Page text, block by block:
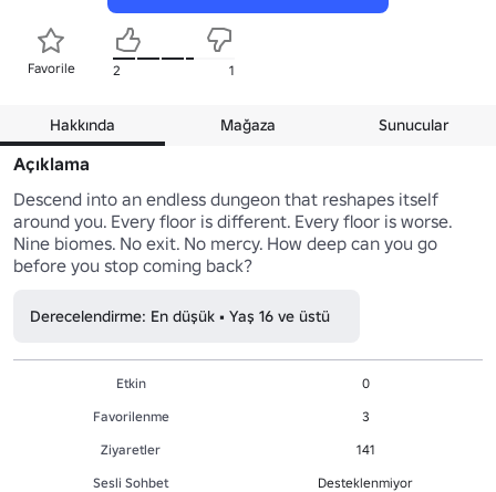
Favorile 2 1
Hakkında Mağaza Sunucular
Açıklama
Descend into an endless dungeon that reshapes itself
around you. Every floor is different. Every floor is worse.
Nine biomes. No exit. No mercy. How deep can you go
before you stop coming back?
Derecelendirme: En düşük • Yaş 16 ve üstü
Etkin
0
Favorilenme
3
Ziyaretler
141
Sesli Sohbet
Desteklenmiyor